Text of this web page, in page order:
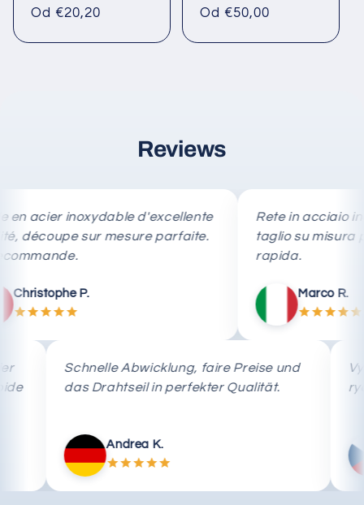
Cena
Od €20,20
Cena
Od €50,00
Reviews
inoxydable d'excellente
sur mesure parfaite.
P.
Rete in acciaio inox di
taglio su misura
rapida.
Marco R.
acier
rapide
Schnelle Abwicklung, faire Preise und
das Drahtseil in perfekter Qualität.
Andrea K.